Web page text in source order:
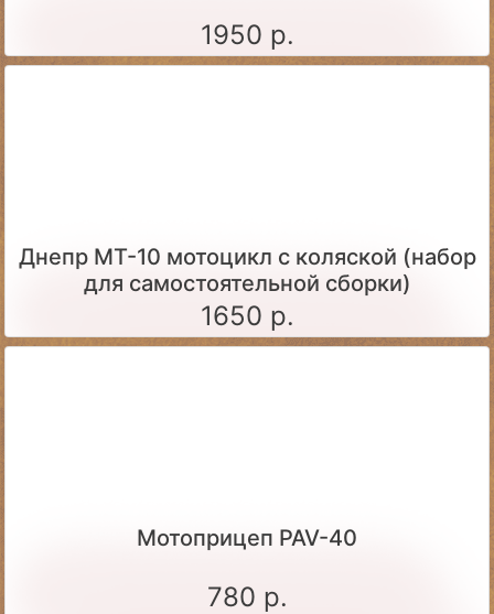
1950 р.
Днепр МТ-10 мотоцикл с коляской (набор
для самостоятельной сборки)
1650 р.
Мотоприцеп PAV-40
780 р.